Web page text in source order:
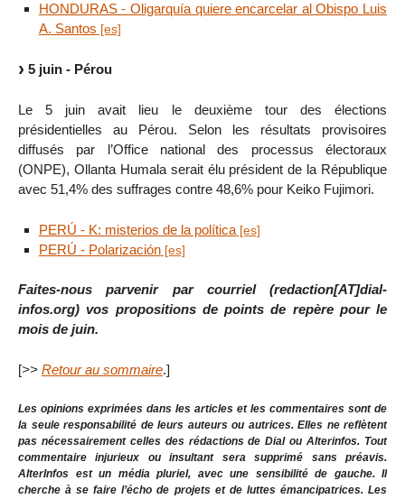
HONDURAS - Oligarquía quiere encarcelar al Obispo Luis
A. Santos
5 juin - Pérou
Le 5 juin avait lieu le deuxième tour des élections
présidentielles au Pérou. Selon les résultats provisoires
diffusés par l’Office national des processus électoraux
(ONPE), Ollanta Humala serait élu président de la République
avec 51,4% des suffrages contre 48,6% pour Keiko Fujimori.
PERÚ - K: misterios de la política
PERÚ - Polarización
Faites-nous parvenir par courriel (redaction[AT]dial-
infos.org) vos propositions de points de repère pour le
mois de juin.
[>> Retour au sommaire.]
Les opinions exprimées dans les articles et les commentaires sont de
la seule responsabilité de leurs auteurs ou autrices. Elles ne reflètent
pas nécessairement celles des rédactions de Dial ou Alterinfos. Tout
commentaire injurieux ou insultant sera supprimé sans préavis.
AlterInfos est un média pluriel, avec une sensibilité de gauche. Il
cherche à se faire l’écho de projets et de luttes émancipatrices. Les